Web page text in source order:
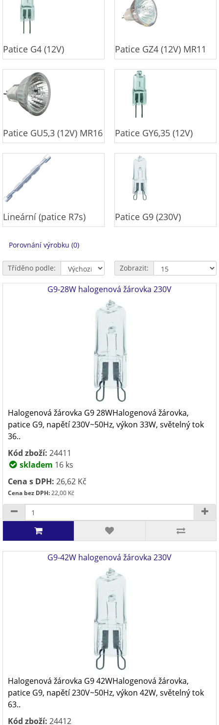
Patice G4 (12V) Patice GZ4 (12V) MR11
Patice GU5,3 (12V) MR16 Patice GY6,35 (12V)
Lineární (patice R7s) Patice G9 (230V)
Porovnání výrobku (0)
Tříděno podle: Zobrazit:
G9-28W halogenová žárovka 230V
Halogenová žárovka G9 28WHalogenová žárovka,
patice G9, napětí 230V~50Hz, výkon 33W, světelný tok
36..
Kód zboží: 24411
skladem 16 ks
Cena s DPH: 26,62 Kč
Cena bez DPH:22,00 Kč
G9-42W halogenová žárovka 230V
Halogenová žárovka G9 42WHalogenová žárovka,
patice G9, napětí 230V~50Hz, výkon 42W, světelný tok
63..
Kód zboží: 24412